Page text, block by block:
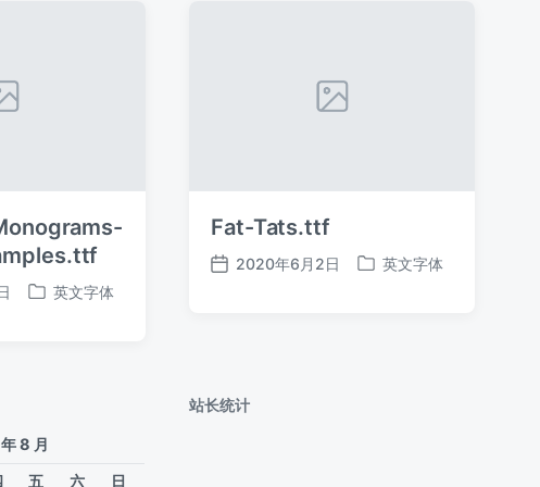
发
英文字体
Fat-Tats.ttf
发
2020年6月2日
发
英文字体
8 月
五 六 日
站长统计